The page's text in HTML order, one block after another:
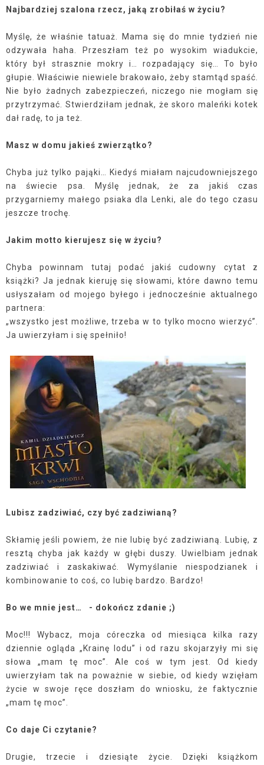
Najbardziej szalona rzecz, jaką zrobiłaś w życiu?
Myślę, że właśnie tatuaż. Mama się do mnie tydzień nie
odzywała haha. Przeszłam też po wysokim wiadukcie,
który był strasznie mokry i… rozpadający się… To było
głupie. Właściwie niewiele brakowało, żeby stamtąd spaść.
Nie było żadnych zabezpieczeń, niczego nie mogłam się
przytrzymać. Stwierdziłam jednak, że skoro maleńki kotek
dał radę, to ja też.
Masz w domu jakieś zwierzątko?
Chyba już tylko pająki… Kiedyś miałam najcudowniejszego
na świecie psa. Myślę jednak, że za jakiś czas
przygarniemy małego psiaka dla Lenki, ale do tego czasu
jeszcze trochę.
Jakim motto kierujesz się w życiu?
Chyba powinnam tutaj podać jakiś cudowny cytat z
książki? Ja jednak kieruję się słowami, które dawno temu
usłyszałam od mojego byłego i jednocześnie aktualnego
partnera:
„wszystko jest możliwe, trzeba w to tylko mocno wierzyć”.
Ja uwierzyłam i się spełniło!
Lubisz zadziwiać, czy być zadziwianą?
Skłamię jeśli powiem, że nie lubię być zadziwianą. Lubię, z
resztą chyba jak każdy w głębi duszy. Uwielbiam jednak
zadziwiać i zaskakiwać. Wymyślanie niespodzianek i
kombinowanie to coś, co lubię bardzo. Bardzo!
Bo we mnie jest… - dokończ zdanie ;)
Moc!!! Wybacz, moja córeczka od miesiąca kilka razy
dziennie ogląda „Krainę lodu” i od razu skojarzyły mi się
słowa „mam tę moc”. Ale coś w tym jest. Od kiedy
uwierzyłam tak na poważnie w siebie, od kiedy wzięłam
życie w swoje ręce doszłam do wniosku, że faktycznie
„mam tę moc”.
Co daje Ci czytanie?
Drugie, trzecie i dziesiąte życie. Dzięki książkom